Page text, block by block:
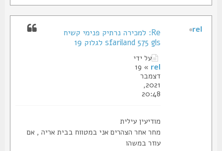
Re: למכירה נרתיק פנימי קשיח
sfariland 575 gls לגלוק 19
על ידי
» 19
דצמבר
2021,
20:48
מודיעין עילית
מחר אחר הצהרים אני במטווח בבית אריה , אם
עוזר במשהו